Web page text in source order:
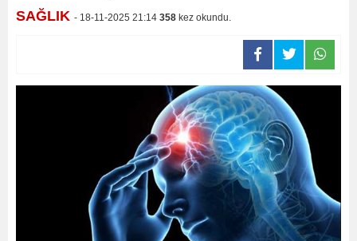
SAĞLIK - 18-11-2025 21:14 358 kez okundu.